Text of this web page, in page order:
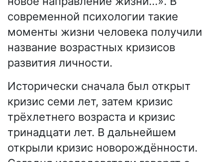
современной психологии такие
моменты жизни человека получили
название возрастных кризисов
развития личности.
Исторически сначала был открыт
кризис семи лет, затем кризис
трёхлетнего возраста и кризис
тринадцати лет. В дальнейшем
открыли кризис новорождённости.